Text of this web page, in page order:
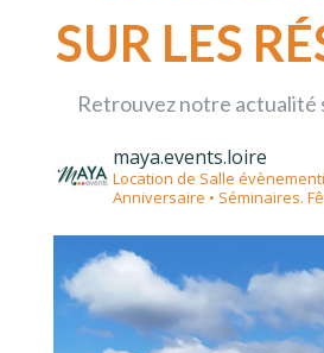
SUR LES
Retrouvez notre actualité
maya.events.loire
Location de Salle
Anniversaire • Séminaires.